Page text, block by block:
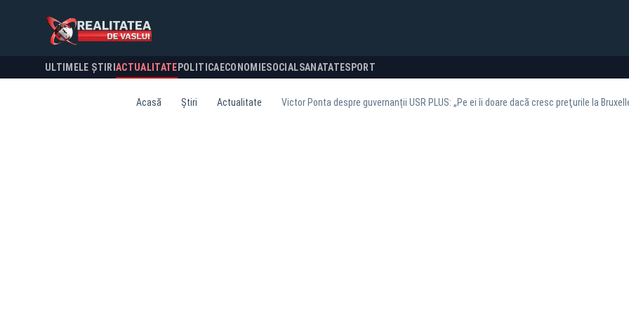
ULTIMELE ȘTIRI ACTUALITATE POLITICA ECONOMIESOCIALSANATATESPORT
Acasă Știri Actualitate Victor Ponta despre guvernanții USR PLUS: „Pe ei îi doare dacă cresc preţurile la